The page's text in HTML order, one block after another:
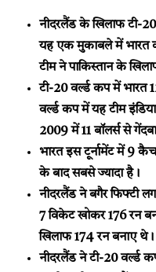
नीदरलैंड के खिलाफ टी-
यह एक मुकाबले में भारत
टीम ने पाकिस्तान के
टी-20 वर्ल्ड कप में भारत
वर्ल्ड कप में यह टीम
2009 में 11 बॉलर्स से
भारत इस टूर्नामेंट में 9
के बाद सबसे ज्यादा है।
नीदरलैंड ने बगैर फिफ्टी
7 विकेट खोकर 176 रन
खिलाफ 174 रन बनाए थे।
नीदरलैंड ने टी-20 वर्ल्ड